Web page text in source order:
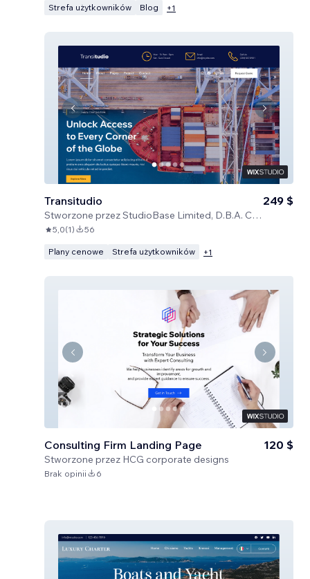
Strefa użytkowników Blog +1
Transitudio
Stworzone przezStudioBase Limited, D.B.A. Certified Code
249 $
5,0(1) 56
Plany cenowe Strefa użytkowników +1
Consulting Firm Landing Page
Stworzone przez HCG corporate designs
120 $
Brak opinii 6